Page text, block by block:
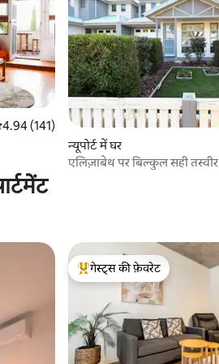
रेटिंग 5 में से 4.94, 141 समीक्षाएँ
4.94 (141)
न्यूपोर्ट में घर
एलिज़ाबेथ पर बिल्कुल सही तस्वीर
गेस्ट्स का टॉप फ़ेवरेट
गेस्ट्स की फ़ेवरेट